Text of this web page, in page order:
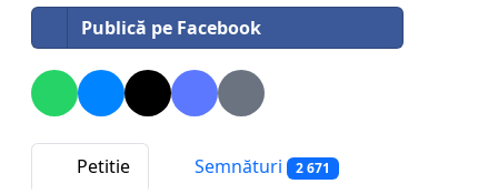
Publică pe Facebook
Petitie Semnături 2 671